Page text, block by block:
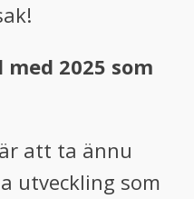
2025 som
att ta ännu
utveckling som